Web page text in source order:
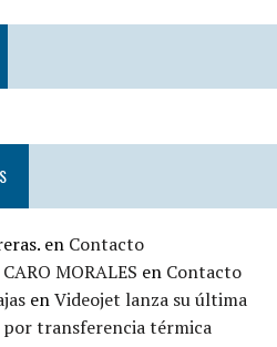
en Contacto
MORALES en Contacto
enVideojet lanza su última
por transferencia térmica